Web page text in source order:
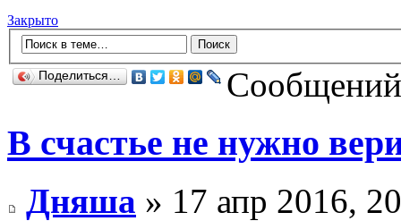
Закрыто
Поделиться…
В счастье не нужно
Дняша » 17 апр 2016,